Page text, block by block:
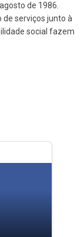
de 1986.
serviços junto à
social fazem